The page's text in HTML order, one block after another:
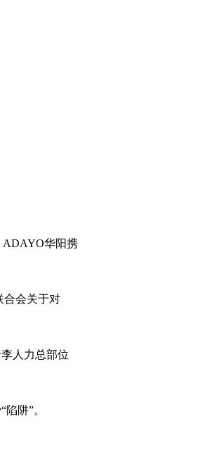
华阳携
会关于对
人力总部位
阱”。